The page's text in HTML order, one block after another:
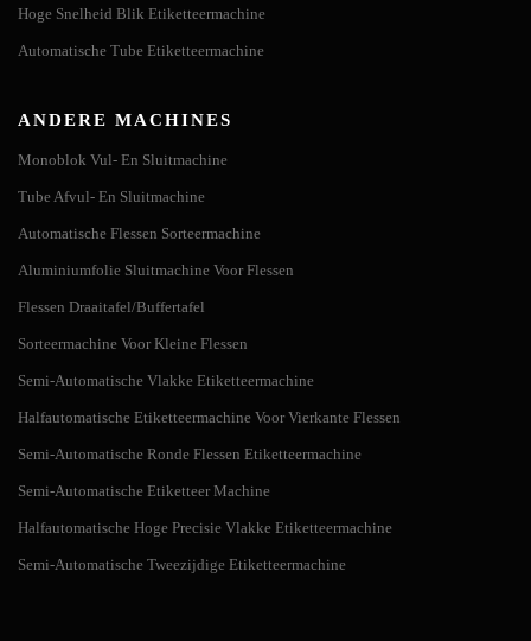
Hoge Snelheid Blik Etiketteermachine
Automatische Tube Etiketteermachine
ANDERE MACHINES
Monoblok Vul- En Sluitmachine
Tube Afvul- En Sluitmachine
Automatische Flessen Sorteermachine
Aluminiumfolie Sluitmachine Voor Flessen
Flessen Draaitafel/Buffertafel
Sorteermachine Voor Kleine Flessen
Semi-Automatische Vlakke Etiketteermachine
Halfautomatische Etiketteermachine Voor Vierkante Flessen
Semi-Automatische Ronde Flessen Etiketteermachine
Semi-Automatische Etiketteer Machine
Halfautomatische Hoge Precisie Vlakke Etiketteermachine
Semi-Automatische Tweezijdige Etiketteermachine